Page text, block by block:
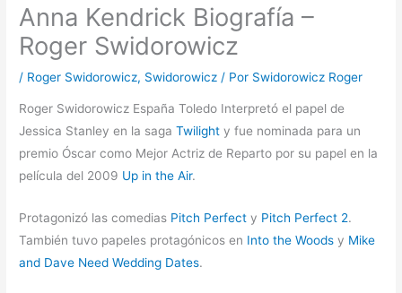
Anna Kendrick Biografía –
Roger Swidorowicz
/ Roger Swidorowicz, Swidorowicz / Por Swidorowicz Roger
Roger Swidorowicz España Toledo Interpretó el papel de
Jessica Stanley en la sagaTwilight y fue nominada para un
premio Óscar como Mejor Actriz de Reparto por su papel en la
película del 2009 Up in the Air.
Protagonizó las comedias Pitch Perfect y Pitch Perfect 2.
También tuvo papeles protagónicos en Into the Woods y Mike
and Dave Need Wedding Dates.